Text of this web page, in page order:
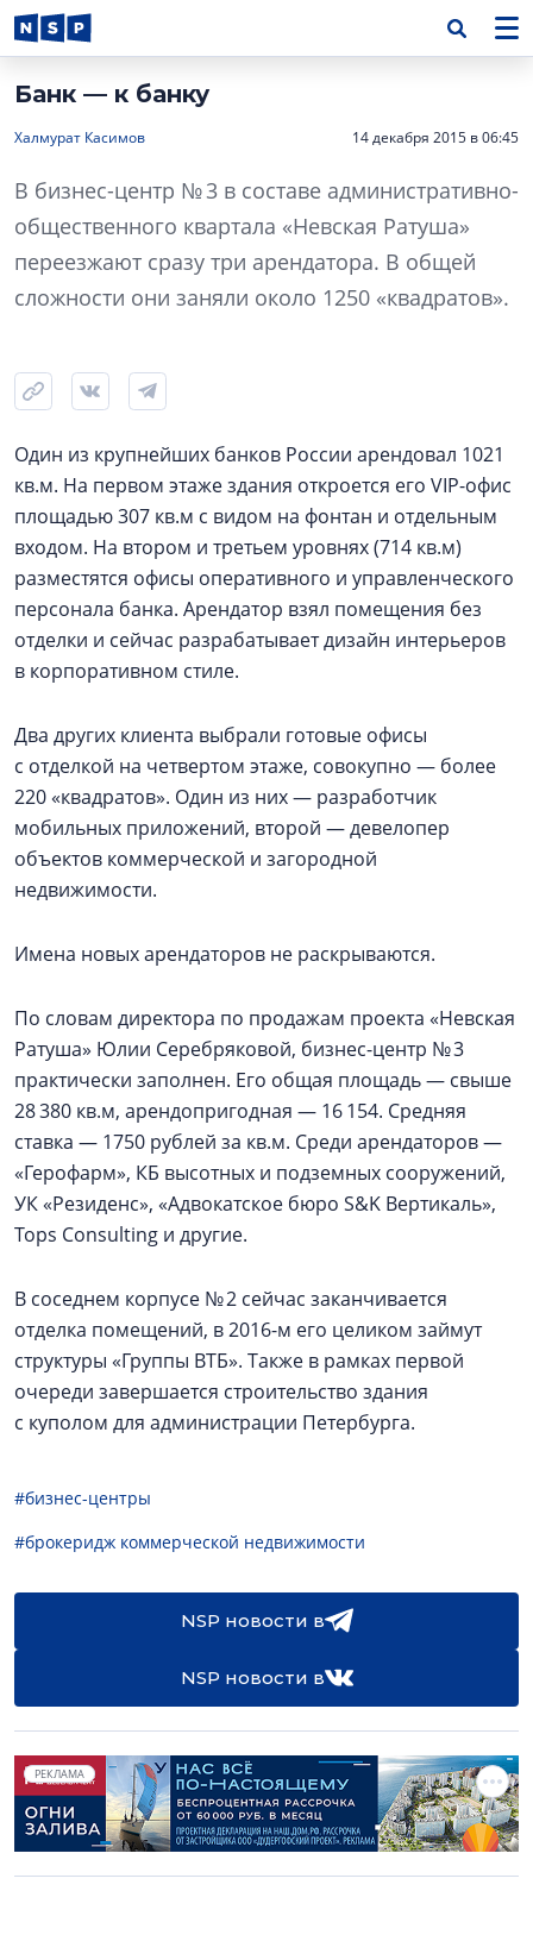
Банк — к банку
Халмурат Касимов 14 декабря 2015 в 06:45
В бизнес-центр № 3 в составе административно-
общественного квартала «Невская Ратуша»
переезжают сразу три арендатора. В общей
сложности они заняли около 1250 «квадратов».
Один из крупнейших банков России арендовал 1021
кв.м. На первом этаже здания откроется его VIP-офис
площадью 307 кв.м с видом на фонтан и отдельным
входом. На втором и третьем уровнях (714 кв.м)
разместятся офисы оперативного и управленческого
персонала банка. Арендатор взял помещения без
отделки и сейчас разрабатывает дизайн интерьеров
в корпоративном стиле.
Два других клиента выбрали готовые офисы
с отделкой на четвертом этаже, совокупно — более
220 «квадратов». Один из них — разработчик
мобильных приложений, второй — девелопер
объектов коммерческой и загородной
недвижимости.
Имена новых арендаторов не раскрываются.
По словам директора по продажам проекта «Невская
Ратуша» Юлии Серебряковой, бизнес-центр № 3
практически заполнен. Его общая площадь — свыше
28 380 кв.м, арендопригодная — 16 154. Средняя
ставка — 1750 рублей за кв.м. Среди арендаторов —
«Герофарм», КБ высотных и подземных сооружений,
УК «Резиденс», «Адвокатское бюро S&K Вертикаль»,
Tops Consulting и другие.
В соседнем корпусе № 2 сейчас заканчивается
отделка помещений, в 2016-м его целиком займут
структуры «Группы ВТБ». Также в рамках первой
очереди завершается строительство здания
с куполом для администрации Петербурга.
#бизнес-центры
#брокеридж коммерческой недвижимости
NSP новости в
NSP новости в
РЕКЛАМА